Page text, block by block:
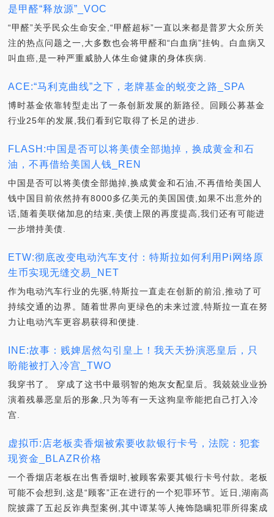
是甲醛“释放源”_VOC
“甲醛”关乎民众生命安全,“甲醛超标”一直以来都是普罗大众所关
注的热点问题之一,大多数也会将甲醛和“白血病”挂钩。白血病又
叫血癌,是一种严重威胁人体生命健康的身体疾病.
ACE:“马利克曲线”之下，老牌基金的蜕变之路_SPA
博时基金依靠转型走出了一条创新发展的新路径。回顾公募基金
行业25年的发展,我们看到它取得了长足的进步.
FLASH:中国是否可以将美债全部抛掉，换成黄金和石
油，不再借给美国人钱_REN
中国是否可以将美债全部抛掉,换成黄金和石油,不再借给美国人
钱中国目前依然持有8000多亿美元的美国国债,如果不出意外的
话,随着美联储加息的结束,美债上限的再度提高,我们还有可能进
一步增持美债.
ETW:彻底改变电动汽车支付：特斯拉如何利用Pi网络原
生币实现无缝交易_NET
作为电动汽车行业的先驱,特斯拉一直走在创新的前沿,推动了可
持续交通的边界。随着世界向更绿色的未来过渡,特斯拉一直在努
力让电动汽车更容易获得和便捷.
INE:故事：贱婢居然勾引皇上！我天天扮演恶皇后，只
盼能被打入冷宫_TWO
我穿书了。 穿成了这书中最弱智的炮灰女配皇后。我兢兢业业扮
演着残暴恶皇后的形象,只为等有一天这狗皇帝能把自己打入冷
宫.
虚拟币:店老板卖香烟被索要收款银行卡号，法院：犯套
现资金_BLAZR价格
一个香烟店老板在出售香烟时,被顾客索要其银行卡号付款。老板
可能不会想到,这是“顾客”正在进行的一个犯罪环节。近日,湖南高
院披露了五起反诈典型案例,其中谭某等人掩饰隐瞒犯罪所得案成